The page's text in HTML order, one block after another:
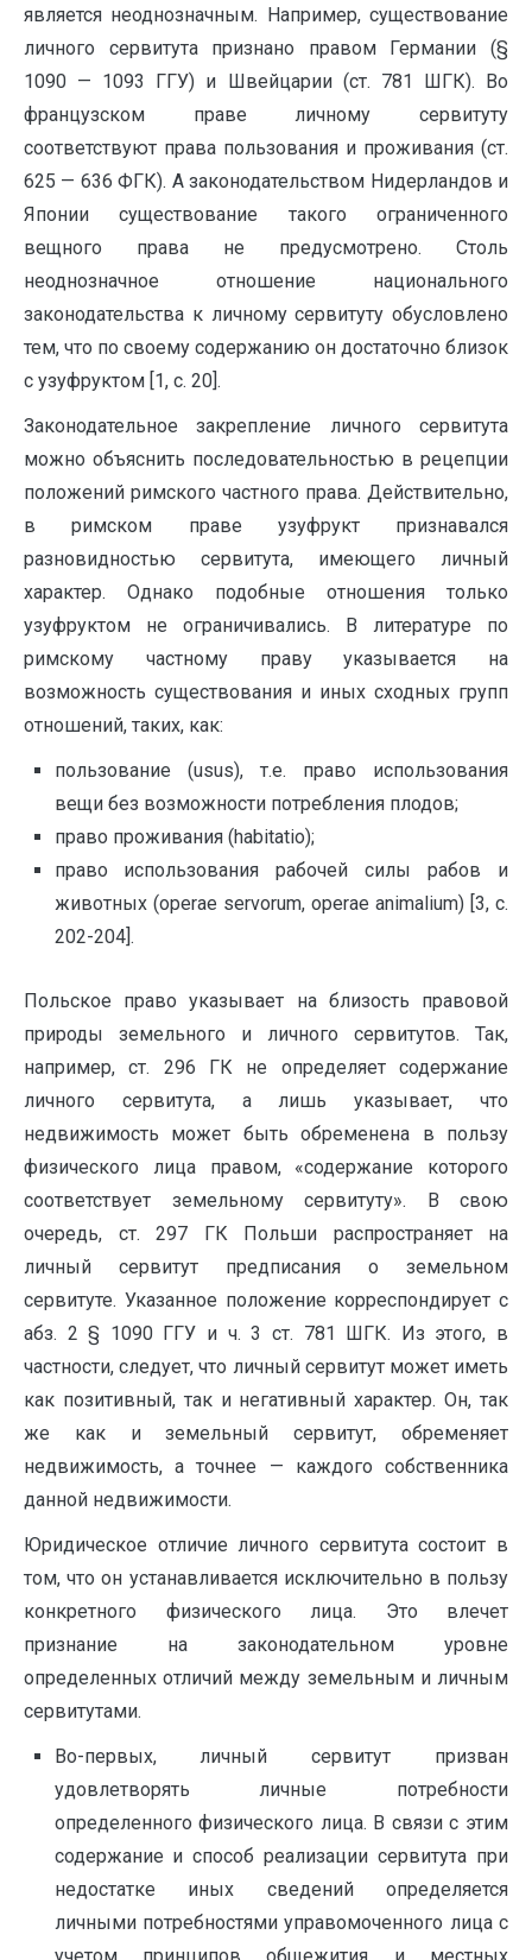
является неоднозначным. Например, существование
личного сервитута признано правом Германии (§
1090 — 1093 ГГУ) и Швейцарии (ст. 781 ШГК). Во
французском праве личному сервитуту
соответствуют права пользования и проживания (ст.
625 — 636 ФГК). А законодательством Нидерландов и
Японии существование такого ограниченного
вещного права не предусмотрено. Столь
неоднозначное отношение национального
законодательства к личному сервитуту обусловлено
тем, что по своему содержанию он достаточно близок
с узуфруктом [1, с. 20].
Законодательное закрепление личного сервитута
можно объяснить последовательностью в рецепции
положений римского частного права. Действительно,
в римском праве узуфрукт признавался
разновидностью сервитута, имеющего личный
характер. Однако подобные отношения только
узуфруктом не ограничивались. В литературе по
римскому частному праву указывается на
возможность существования и иных сходных групп
отношений, таких, как:
пользование (usus), т.е. право использования
вещи без возможности потребления плодов;
право проживания (habitatio);
право использования рабочей силы рабов и
животных (operae servorum, operae animalium) [3, с.
202-204].
Польское право указывает на близость правовой
природы земельного и личного сервитутов. Так,
например, ст. 296 ГК не определяет содержание
личного сервитута, а лишь указывает, что
недвижимость может быть обременена в пользу
физического лица правом, «содержание которого
соответствует земельному сервитуту». В свою
очередь, ст. 297 ГК Польши распространяет на
личный сервитут предписания о земельном
сервитуте. Указанное положение корреспондирует с
абз. 2 § 1090 ГГУ и ч. 3 ст. 781 ШГК. Из этого, в
частности, следует, что личный сервитут может иметь
как позитивный, так и негативный характер. Он, так
же как и земельный сервитут, обременяет
недвижимость, а точнее — каждого собственника
данной недвижимости.
Юридическое отличие личного сервитута состоит в
том, что он устанавливается исключительно в пользу
конкретного физического лица. Это влечет
признание на законодательном уровне
определенных отличий между земельным и личным
сервитутами.
Во-первых, личный сервитут призван
удовлетворять личные потребности
определенного физического лица. В связи с этим
содержание и способ реализации сервитута при
недостатке иных сведений определяется
личными потребностями управомоченного лица с